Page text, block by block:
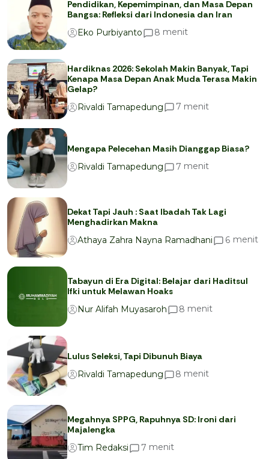
Pendidikan, Kepemimpinan, dan Masa Depan
Bangsa: Refleksi dari Indonesia dan Iran
Eko Purbiyanto
8 menit
Hardiknas 2026: Sekolah Makin Banyak, Tapi
Kenapa Masa Depan Anak Muda Terasa Makin
Gelap?
Rivaldi Tamapedung
7 menit
Mengapa Pelecehan Masih Dianggap Biasa?
Rivaldi Tamapedung
7 menit
Dekat Tapi Jauh : Saat Ibadah Tak Lagi
Menghadirkan Makna
Athaya Zahra Nayna Ramadhani
6 menit
Tabayun di Era Digital: Belajar dari Haditsul
Ifki untuk Melawan Hoaks
Nur Alifah Muyasaroh
8 menit
Lulus Seleksi, Tapi Dibunuh Biaya
Rivaldi Tamapedung
8 menit
Megahnya SPPG, Rapuhnya SD: Ironi dari
Majalengka
Tim Redaksi
7 menit